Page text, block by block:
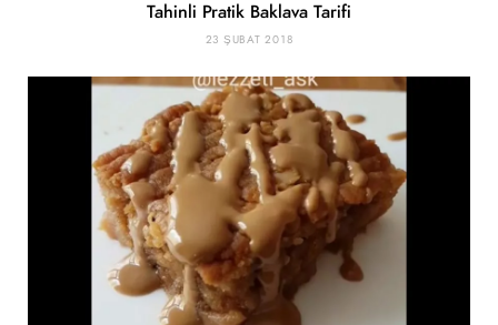
Tahinli Pratik Baklava Tarifi
23 ŞUBAT 2018